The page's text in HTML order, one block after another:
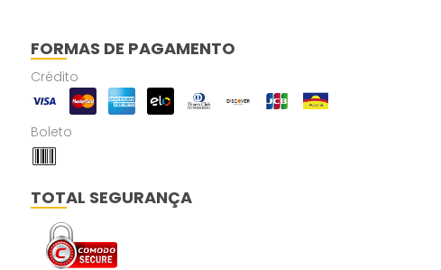
FORMAS DE PAGAMENTO
Crédito
Boleto
TOTAL SEGURANÇA